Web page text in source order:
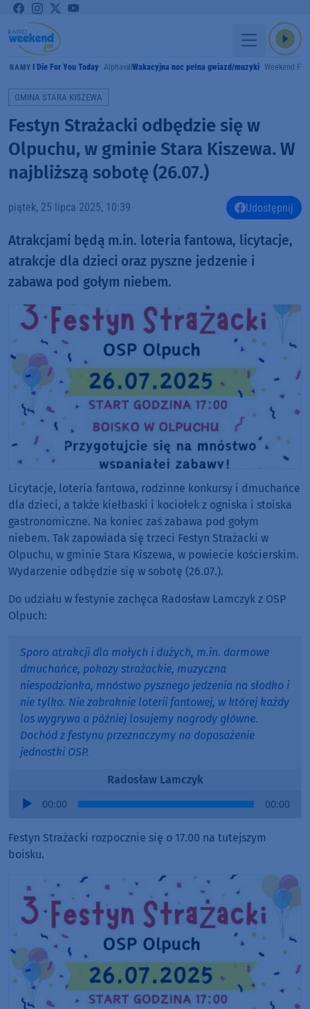
GRAMY I Die For You Today AlphavilleWakacyjna noc pełna gwiazd/muzyki Weekend FM
GMINA STARA KISZEWA
Festyn Strażacki odbędzie się w
Olpuchu, w gminie Stara Kiszewa. W
najbliższą sobotę (26.07.)
piątek, 25 lipca 2025, 10:39 Udostępnij
Atrakcjami będą m.in. loteria fantowa, licytacje,
atrakcje dla dzieci oraz pyszne jedzenie i
zabawa pod gołym niebem.
Licytacje, loteria fantowa, rodzinne konkursy i dmuchańce
dla dzieci, a także kiełbaski i kociołek z ogniska i stoiska
gastronomiczne. Na koniec zaś zabawa pod gołym
niebem. Tak zapowiada się trzeci Festyn Strażacki w
Olpuchu, w gminie Stara Kiszewa, w powiecie kościerskim.
Wydarzenie odbędzie się w sobotę (26.07.).
Do udziału w festynie zachęca Radosław Lamczyk z OSP
Olpuch:
Sporo atrakcji dla małych i dużych, m.in. darmowe
dmuchańce, pokazy strażackie, muzyczna
niespodzianka, mnóstwo pysznego jedzenia na słodko i
nie tylko. Nie zabraknie loterii fantowej, w której każdy
los wygrywa a później losujemy nagrody główne.
Dochód z festynu przeznaczymy na doposażenie
jednostki OSP.
Radosław Lamczyk
Audio
00:00 00:00
Festyn Strażacki rozpocznie się o 17.00 na tutejszym
boisku.